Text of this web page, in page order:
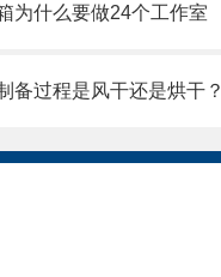
为什么要做24个工作室
备过程是风干还是烘干？